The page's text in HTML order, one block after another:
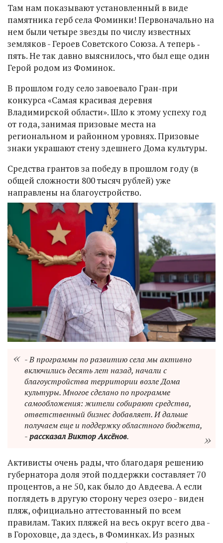
Там нам показывают установленный в виде
памятника герб села Фоминки! Первоначально на
нем были четыре звезды по числу известных
земляков - Героев Советского Союза. А теперь ‑
пять. Не так давно выяснилось, что был еще один
Герой родом из Фоминок.
В прошлом году село завоевало Гран-при
конкурса «Самая красивая деревня
Владимирской области». Шло к этому успеху год
от года, занимая призовые места на
региональном и районном уровнях. Призовые
знаки украшают стену здешнего Дома культуры.
Средства грантов за победу в прошлом году (в
общей сложности 800 тысяч рублей) уже
направлены на благоустройство.
- В программы по развитию села мы активно
включились десять лет назад, начали с
благоустройства территории возле Дома
культуры. Многое сделано по программе
самообложения: жители собирают средства,
ответственный бизнес добавляет. И дальше
получаем еще и поддержку областного бюджета,
-рассказал Виктор Аксёнов.
Активисты очень рады, что благодаря решению
губернатора доля этой поддержки составляет 70
процентов, а не 50, как было до Авдеева. А если
поглядеть в другую сторону через озеро - виден
пляж, официально аттестованный по всем
правилам. Таких пляжей на весь округ всего два -
в Гороховце, да здесь, в Фоминках. Из разных